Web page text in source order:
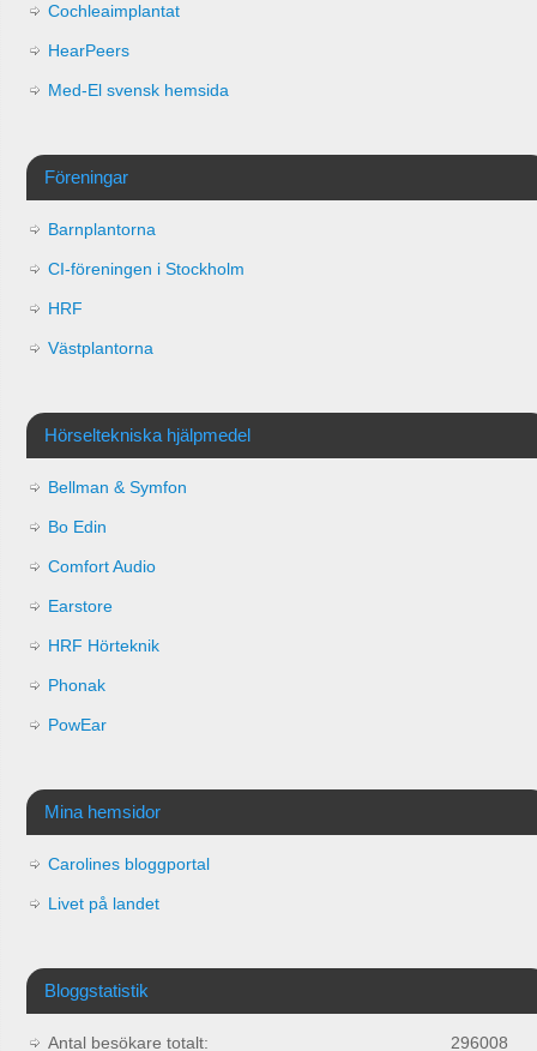
Cochleaimplantat
HearPeers
Med-El svensk hemsida
Föreningar
Barnplantorna
CI-föreningen i Stockholm
HRF
Västplantorna
Hörseltekniska hjälpmedel
Bellman & Symfon
Bo Edin
Comfort Audio
Earstore
HRF Hörteknik
Phonak
PowEar
Mina hemsidor
Carolines bloggportal
Livet på landet
Bloggstatistik
296008
Antal besökare totalt: